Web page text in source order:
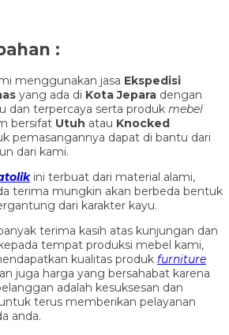
:
menggunakan jasa Ekspedisi
yang ada di Kota Jepara dengan
dan terpercaya serta produk mebel
bersifat Utuh atau Knocked
pemasangannya dapat di bantu dari
dari kami.
ini terbuat dari material alami,
terima mungkin akan berbeda bentuk
dari karakter kayu.
terima kasih atas kunjungan dan
tempat produksi mebel kami,
kualitas produk furniture
juga harga yang bersahabat karena
adalah kesuksesan dan
terus memberikan pelayanan
anda.